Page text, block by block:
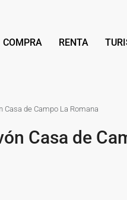
COMPRA
RENTA
Casa de Campo La Romana
Casa de